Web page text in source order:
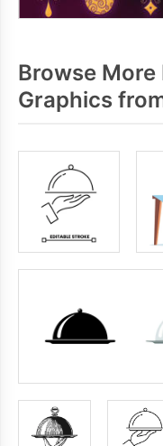
Browse
Graphics